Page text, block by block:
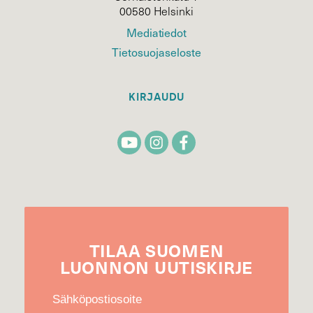
00580 Helsinki
Mediatiedot
Tietosuojaseloste
KIRJAUDU
TILAA SUOMEN
LUONNON UUTIS­KIRJE
Sähköpostiosoite